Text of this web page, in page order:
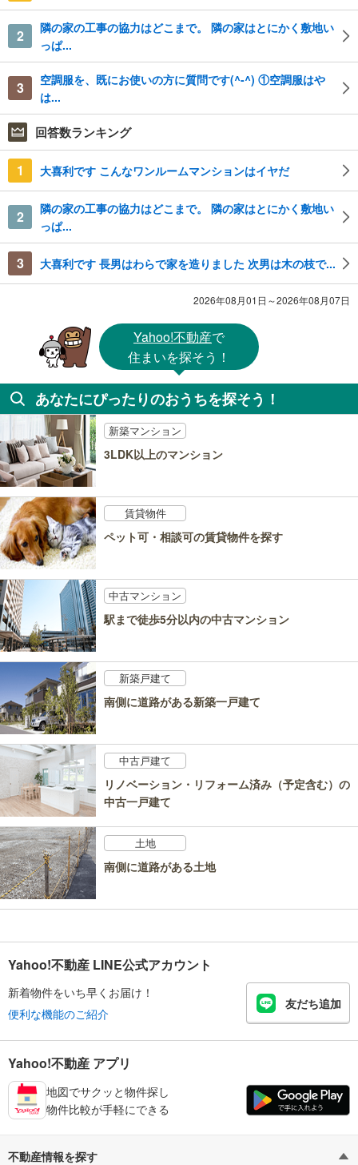
2
隣の家の工事の協力はどこまで。 隣の家はとにかく敷地い
っぱ...
3
空調服を、既にお使いの方に質問です(^-^) ①空調服はや
は...
回答数ランキング
1 大喜利です こんなワンルームマンションはイヤだ
2
隣の家の工事の協力はどこまで。 隣の家はとにかく敷地い
っぱ...
3 大喜利です 長男はわらで家を造りました 次男は木の枝で...
2026年08月01日～2026年08月07日
Yahoo!不動産で
住まいを探そう！
あなたにぴったりのおうちを探そう！
新築マンション
3LDK以上のマンション
賃貸物件
ペット可・相談可の賃貸物件を探す
中古マンション
駅まで徒歩5分以内の中古マンション
新築戸建て
南側に道路がある新築一戸建て
中古戸建て
リノベーション・リフォーム済み（予定含む）の
中古一戸建て
土地
南側に道路がある土地
Yahoo!不動産 LINE公式アカウント
新着物件をいち早くお届け！
便利な機能のご紹介
友だち追加
Yahoo!不動産 アプリ
地図でサクッと物件探し
物件比較が手軽にできる
不動産情報を探す